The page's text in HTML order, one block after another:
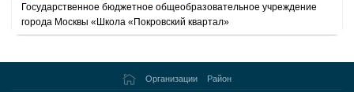
Государственное бюджетное общеобразовательное учреждение
города Москвы «Школа «Покровский квартал»
Организации Район